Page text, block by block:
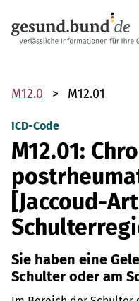
M12.0 M12.01
ICD-Code
M12.01:
[Jaccoud-
Sie haben eine
Schulter oder am